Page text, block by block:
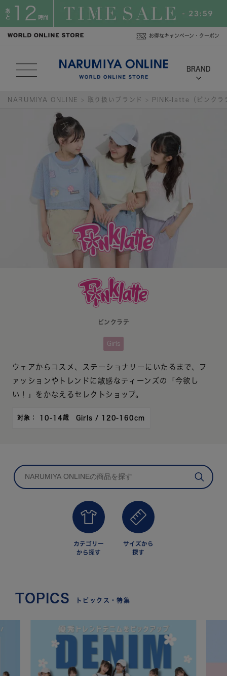
あ
と
12 時間
お得なキャンペーン・クーポン
NARUMIYA ONLINE 取り扱いブランド PINK-latte（ピンクラ
ピンクラテ
Girls
ウェアからコスメ、ステーショナリーにいたるまで、フ
ァッションやトレンドに敏感なティーンズの「今欲し
い！」をかなえるセレクトショップ。
対象： 10-14歳 Girls / 120-160cm
カテゴリー
から探す
サイズから
探す
TOPICS トピックス・特集